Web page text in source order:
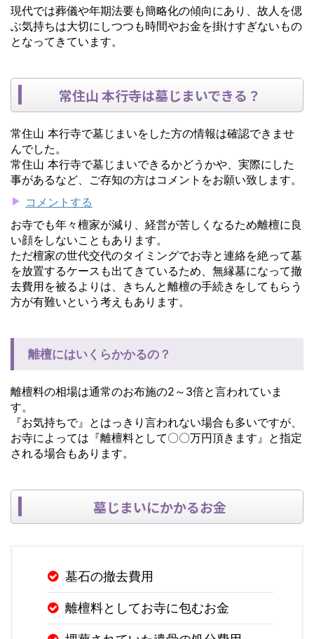
現代では葬儀や年期法要も簡略化の傾向にあり、故人を偲
ぶ気持ちは大切にしつつも時間やお金を掛けすぎないもの
となってきています。
常住山 本行寺は墓じまいできる？
常住山 本行寺で墓じまいをした方の情報は確認できませ
んでした。
常住山 本行寺で墓じまいできるかどうかや、実際にした
事があるなど、ご存知の方はコメントをお願い致します。
コメントする
お寺でも年々檀家が減り、経営が苦しくなるため離檀に良
い顔をしないこともあります。
ただ檀家の世代交代のタイミングでお寺と連絡を絶って墓
を放置するケースも出てきているため、無縁墓になって撤
去費用を被るよりは、きちんと離檀の手続きをしてもらう
方が有難いという考えもあります。
離檀にはいくらかかるの？
離檀料の相場は通常のお布施の2～3倍と言われていま
す。
『お気持ちで』とはっきり言われない場合も多いですが、
お寺によっては『離檀料として〇〇万円頂きます』と指定
される場合もあります。
墓じまいにかかるお金
墓石の撤去費用
離檀料としてお寺に包むお金